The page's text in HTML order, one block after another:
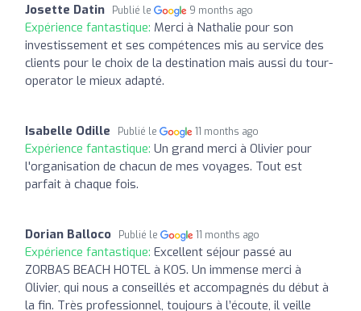
Josette Datin Publié le 9 months ago
Expérience fantastique: Merci à Nathalie pour son
investissement et ses compétences mis au service des
clients pour le choix de la destination mais aussi du tour-
operator le mieux adapté.
Isabelle Odille Publié le 11 months ago
Expérience fantastique: Un grand merci à Olivier pour
l'organisation de chacun de mes voyages. Tout est
parfait à chaque fois.
Dorian Balloco Publié le 11 months ago
Expérience fantastique: Excellent séjour passé au
ZORBAS BEACH HOTEL à KOS. Un immense merci à
Olivier, qui nous a conseillés et accompagnés du début à
la fin. Très professionnel, toujours à l’écoute, il veille